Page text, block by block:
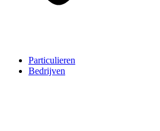
Particulieren
Bedrijven